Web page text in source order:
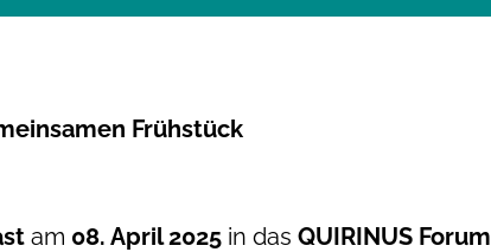
Frühstück
am 08. April 2025 in das QUIRINUS Forum